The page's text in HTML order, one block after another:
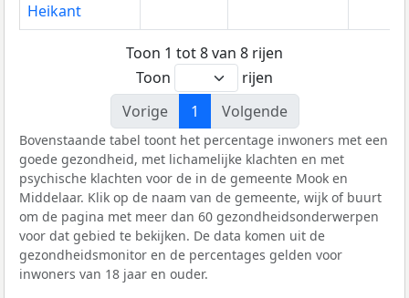
Heikant
Toon 1 tot 8 van 8 rijen
Toon
rijen
Vorige
1 Volgende
Bovenstaande tabel toont het percentage inwoners met een
goede gezondheid, met lichamelijke klachten en met
psychische klachten voor de in de gemeente Mook en
Middelaar. Klik op de naam van de gemeente, wijk of buurt
om de pagina met meer dan 60 gezondheidsonderwerpen
voor dat gebied te bekijken. De data komen uit de
gezondheidsmonitor en de percentages gelden voor
inwoners van 18 jaar en ouder.